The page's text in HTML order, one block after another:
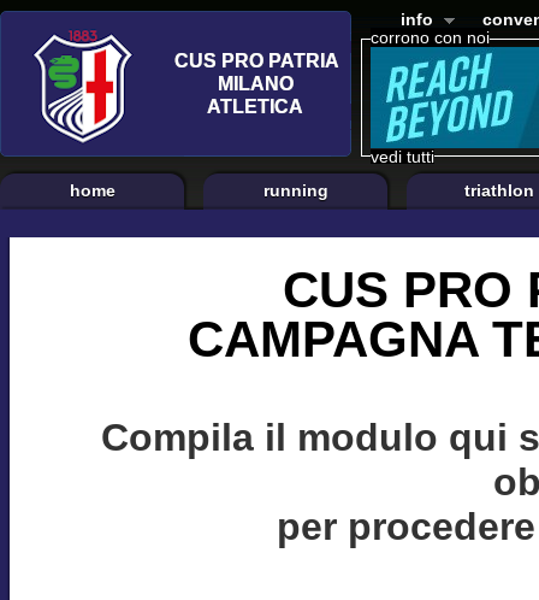
corrono con noi
vedi tutti
info
home running triathlon
CUS PRO
CAMPAGNA
Compila il modulo qui
per